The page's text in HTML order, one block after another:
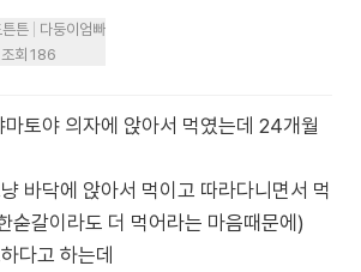
튼
다둥이엄빠
조회 186
토야 의자에 앉아서 먹였는데 24개월
바닥에 앉아서 먹이고 따라다니면서 먹
숟갈이라도 더 먹어라는 마음때문에)
다고 하는데